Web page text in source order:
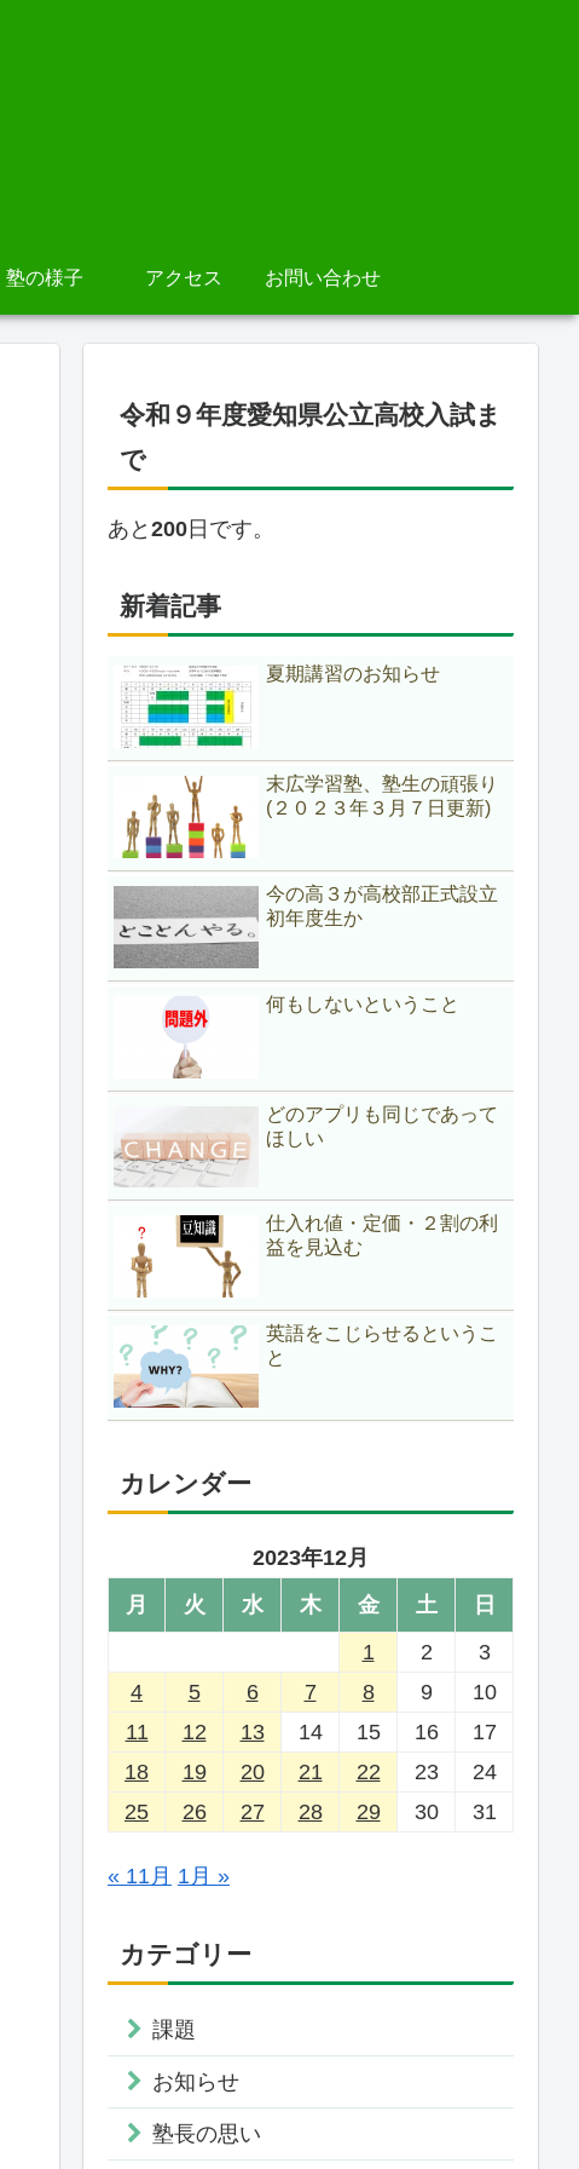
塾の様子 アクセス お問い合わせ
令和９年度愛知県公立高校入試ま
で
あと 200 日です。
新着記事
夏期講習のお知らせ
末広学習塾、塾生の頑張り
(２０２３年３月７日更新)
今の高３が高校部正式設立
初年度生か
何もしないということ
どのアプリも同じであって
ほしい
仕入れ値・定価・２割の利
益を見込む
英語をこじらせるというこ
と
カレンダー
2023年12月
月
火 水 木 金 土
日
1
2
3
4
5 6 7 8 9
10
11
12 13 14 15 16
17
18
19 20 21 22 23
24
25
26 27 28 29 30 31
« 11月 1月 »
カテゴリー
課題
お知らせ
塾長の思い